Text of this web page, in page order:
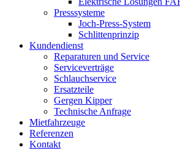
Presssysteme
Joch-Press-System
Schlittenprinzip
Kundendienst
Reparaturen und Service
Serviceverträge
Schlauchservice
Ersatzteile
Gergen Kipper
Technische Anfrage
Mietfahrzeuge
Referenzen
Kontakt